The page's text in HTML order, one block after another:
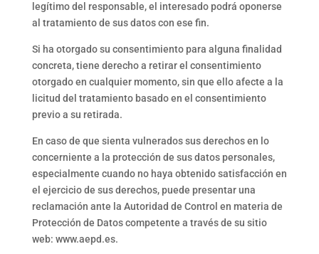
legítimo del responsable, el interesado podrá oponerse
al tratamiento de sus datos con ese fin.
Si ha otorgado su consentimiento para alguna finalidad
concreta, tiene derecho a retirar el consentimiento
otorgado en cualquier momento, sin que ello afecte a la
licitud del tratamiento basado en el consentimiento
previo a su retirada.
En caso de que sienta vulnerados sus derechos en lo
concerniente a la protección de sus datos personales,
especialmente cuando no haya obtenido satisfacción en
el ejercicio de sus derechos, puede presentar una
reclamación ante la Autoridad de Control en materia de
Protección de Datos competente a través de su sitio
web: www.aepd.es.